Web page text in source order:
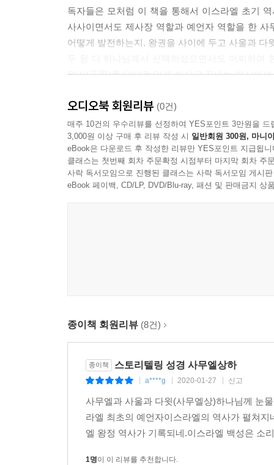
독자들은 모처럼 이 책을 통해서 이스라엘 초기
사사이면서도 제사장 역할과 예언자 역할을 한
어떻게 발전하는지, 왕권을 사이에 두고 사울과
왕가(王家)를 대대로 잇게 하시고 끝내는 메시아
다윗의 갈등(밧세바 사건), 아들 압살롬의 반란을
스토리텔링성경이란 어떤 책인가요?
우리네 인생 이야기로 젖어드는
생명과 구원의 거룩한 이야기
독자의 감동과 서로 만날 때, 독자는 삶이 한층 풍
이해하지 못하고 그냥 10번 읽는 것보다 스토리텔
추천 대상 (이런분께 추천해주세요!!)
① 첫째, 아직 읽을만한 대표 기독교 도서가 마땅히
② 둘째, 성경을 처음 접하는데 이해가 부족한 모든
③ 셋째, 어떻게 하면 성경을 재밌게 전달할까 고
오디오북 회원리뷰 (0건)
매주 10건의 우수리뷰를 선정하여 YES포인트 3만원을 드
3,000원 이상 구매 후 리뷰 작성 시 일반회원 300원, 마니
eBook은 다운로드 후 작성한 리뷰만 YES포인트 지급됩니
클래스는 첫번째 회차 주문확정 시점부터 마지막 회차 주
사락 독서모임으로 진행된 클래스는 사락 독서모임 게시
eBook 페이백, CD/LP, DVD/Blu-ray, 패션 및 판매금지 상
종이책 회원리뷰 (8건)
종이책 스토리텔링 성경 사무엘상하
a****g 2020-01-27 신고
사무엘과 사울과 다윗(사무엘상)하나님께 눈
라엘 최초의 예언자이스라엘의 역사가 펼쳐
엘 왕정 역사가 기록되네.이스라엘 백성은 소
1명이 이 리뷰를 추천합니다.